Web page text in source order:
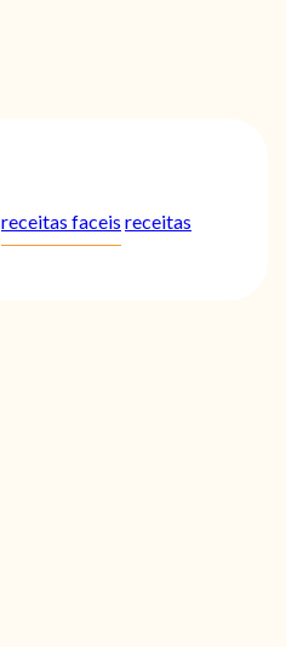
receitas faceis receitas